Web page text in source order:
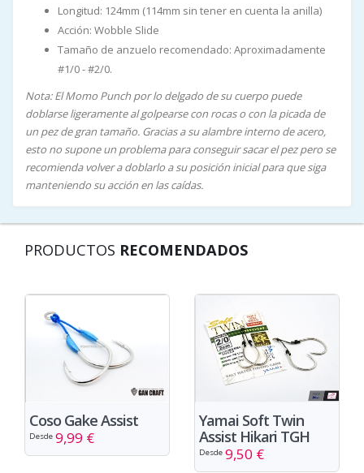
Longitud: 124mm (114mm sin tener en cuenta la anilla)
Acción: Wobble Slide
Tamaño de anzuelo recomendado: Aproximadamente
#1/0 - #2/0.
Nota: El Momo Punch por lo delgado de su cuerpo puede
doblarse ligeramente al golpearse con rocas o con la picada de
un pez de gran tamaño. Gracias a su alambre interno de acero,
esto no supone un problema para conseguir sacar el pez pero se
recomienda volver a doblarlo a su posición inicial para que siga
manteniendo su acción en las caídas.
PRODUCTOS RECOMENDADOS
Coso Gake Assist
Desde 9,99 €
Yamai Soft Twin
Assist Hikari TGH
Desde 9,50 €